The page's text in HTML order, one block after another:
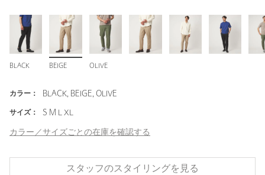
BLACK BEIGE OLIVE
カラー： BLACK, BEIGE, OLIVE
サイズ： S M L XL
カラー／サイズごとの在庫を確認する
スタッフのスタイリングを見る